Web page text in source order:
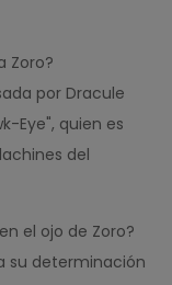
Zoro?
por Dracule
Eye", quien es
del
el ojo de Zoro?
su determinación